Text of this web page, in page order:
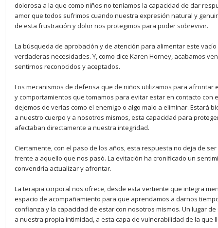
dolorosa a la que como niños no teníamos la capacidad de dar
amor que todos sufrimos cuando nuestra expresión natural y
de esta frustración y dolor nos protegimos para poder sobrevivir.
La búsqueda de aprobación y de atención para alimentar este
verdaderas necesidades. Y, como dice Karen Horney, acabamos
sentirnos reconocidos y aceptados.
Los mecanismos de defensa que de niños utilizamos para afrontar
y comportamientos que tomamos para evitar estar en contacto con
dejemos de verlas como el enemigo o algo malo a eliminar. Estará
a nuestro cuerpo y a nosotros mismos, esta capacidad para
afectaban directamente a nuestra integridad.
Ciertamente, con el paso de los años, esta respuesta no deja de
frente a aquello que nos pasó. La evitación ha cronificado un
convendría actualizar y afrontar.
La terapia corporal nos ofrece, desde esta vertiente que integra
espacio de acompañamiento para que aprendamos a darnos
confianza y la capacidad de estar con nosotros mismos. Un lugar
a nuestra propia intimidad, a esta capa de vulnerabilidad de la que